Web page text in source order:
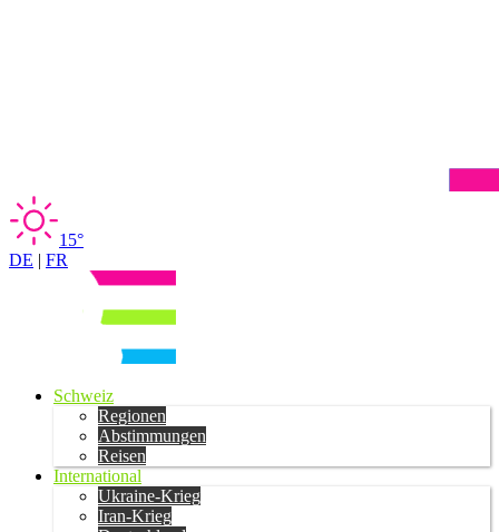
15°
DE | FR
Schweiz
Regionen
Abstimmungen
Reisen
International
Ukraine-Krieg
Iran-Krieg